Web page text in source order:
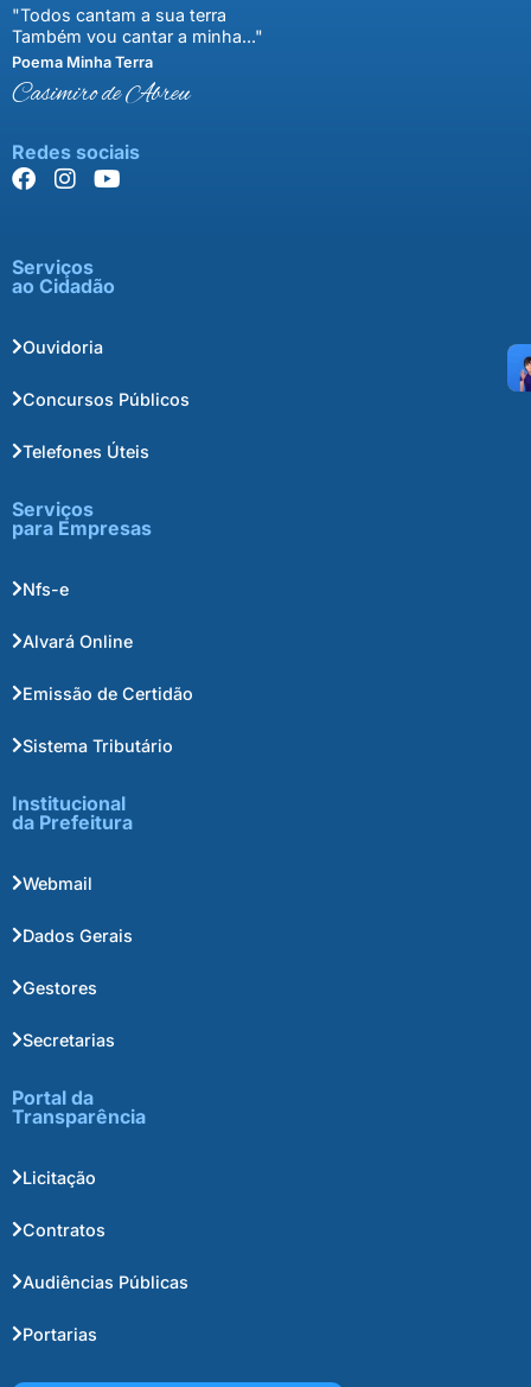
"Todos cantam a sua terra
Também vou cantar a minha..."
Poema Minha Terra
Casimiro de Abreu
Redes sociais
Serviços
ao Cidadão
Ouvidoria
Concursos Públicos
Telefones Úteis
Serviços
para Empresas
Nfs-e
Alvará Online
Emissão de Certidão
Sistema Tributário
Institucional
da Prefeitura
Webmail
Dados Gerais
Gestores
Secretarias
Portal da
Transparência
Licitação
Contratos
Audiências Públicas
Portarias